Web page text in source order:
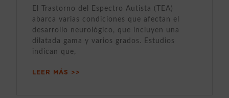
El Trastorno del Espectro Autista (TEA)
abarca varias condiciones que afectan el
desarrollo neurológico, que incluyen una
dilatada gama y varios grados. Estudios
indican que,
LEER MÁS >>